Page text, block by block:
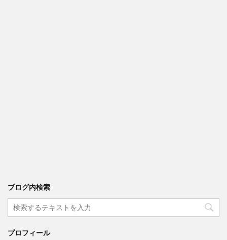
ブログ内検索
プロフィール